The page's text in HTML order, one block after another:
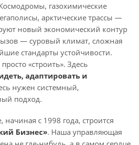
газохимические
арктические трассы —
новый экономический контур
— суровый климат, сложная
стандарты устойчивости.
«строить». Здесь
адаптировать и
нужен системный,
подход.
с 1998 года, строится
Бизнес». Наша управляющая